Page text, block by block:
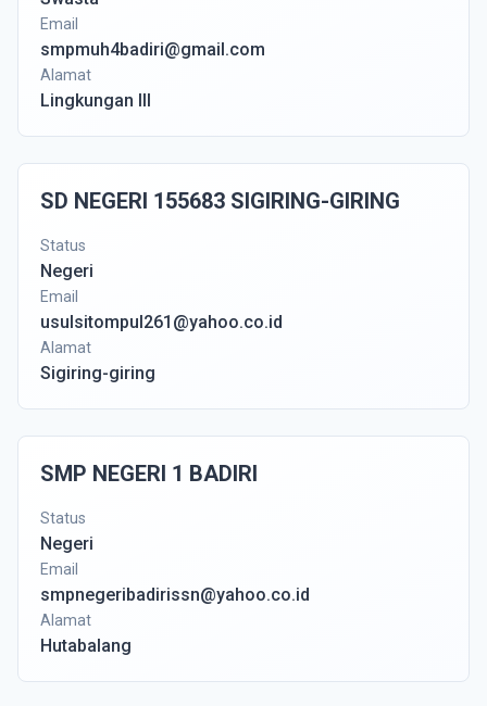
Email
smpmuh4badiri@gmail.com
Alamat
Lingkungan III
SD NEGERI 155683 SIGIRING-GIRING
Status
Negeri
Email
usulsitompul261@yahoo.co.id
Alamat
Sigiring-giring
SMP NEGERI 1 BADIRI
Status
Negeri
Email
smpnegeribadirissn@yahoo.co.id
Alamat
Hutabalang